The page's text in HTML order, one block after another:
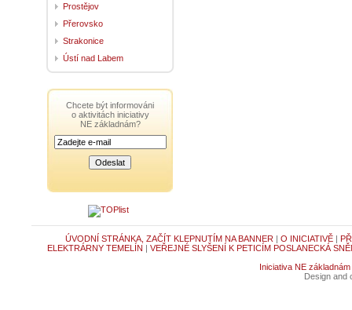
Prostějov
Přerovsko
Strakonice
Ústí nad Labem
Chcete být informováni
o aktivitách iniciativy
NE základnám?
ÚVODNÍ STRÁNKA, ZAČÍT KLEPNUTÍM NA BANNER | O INICIATIVĚ|
ELEKTRÁRNY TEMELÍN | VEŘEJNÉ SLYŠENÍ K PETICÍM POSLANECKÁ
Iniciativa NE základnám
Design and